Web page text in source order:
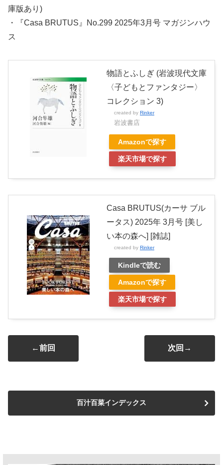
庫版あり)
・『Casa BRUTUS』No.299 2025年3月号 マガジンハウ
ス
物語とふしぎ (岩波現代文庫
〈子どもとファンタジー〉
コレクション 3)
created by Rinker
岩波書店
Amazonで探す
楽天市場で探す
Casa BRUTUS(カーサ ブル
ータス) 2025年 3月号 [美し
い本の森へ] [雑誌]
created by Rinker
Kindleで読む
Amazonで探す
楽天市場で探す
←前回 次回→
百汁百菜インデックス